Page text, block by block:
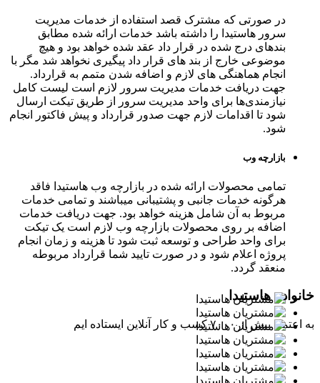
در صورتی که مشترک قصد استفاده از خدمات مدیریت
سرور هاستیدا را داشته باشد خدمات ارائه شده مطابق
بندهای درج شده در قرار داد عقد شده خواهد بود و هیچ
موضوعی خارج از بند های قرار داد پیگیری نخواهد شد مگر با
انجام هماهنگی های لازم و اضافه شدن متمم به قرارداد.
جهت دریافت خدمات مدیریت سرور لازم است لیست کامل
نیازمندی‌‌‌‌‌‌ها برای واحد مدیریت سرور از طریق تیکت ارسال
شود تا اقدامات لازم جهت صدور قرارداد و پیش فاکتور انجام
شود.
بازارچه وب
تمامی محصولات ارائه شده در بازارچه وب هاستیدا فاقد
هرگونه خدمات جانبی و پشتیبانی میباشند و تمامی خدمات
مربوط به آن شامل هزینه خواهد بود. جهت دریافت خدمات
اضافه بر روی محصولات بازارچه وب لازم است یک تیکت
برای واحد طراحی و توسعه ثبت شود تا هزینه و زمان انجام
پروژه اعلام شود و در صورت تایید شما قرارداد مربوطه
منعقد گردد.
خانواده هاستیدا
به اعتماد بیش از ۷۰۰۰ کسب و کار آنلاین ایستاده ایم